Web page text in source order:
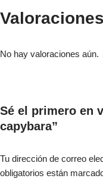
Valoraciones
No hay valoraciones aún.
Sé el primero en
capybara”
Tu dirección de correo
obligatorios están